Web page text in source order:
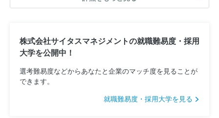
株式会社サイタスマネジメントの就職難易度・採用
大学を公開中！
選考難易度などからあなたと企業のマッチ度を見ることが
できます。
就職難易度・採用大学を見る